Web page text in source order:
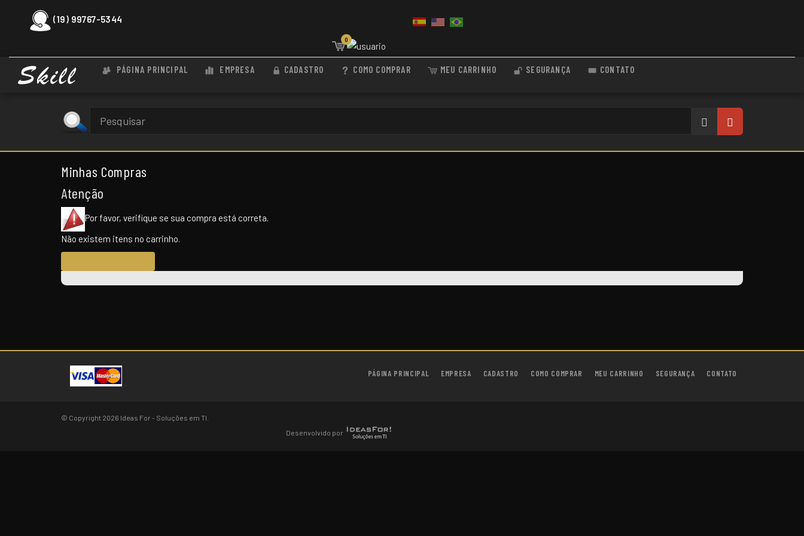
(19) 99767-5344
0
PÁGINA PRINCIPAL EMPRESA CADASTRO COMO COMPRAR MEU CARRINHO SEGURANÇA CONTATO
Minhas Compras
Atenção
Por favor, verifique se sua compra está correta.
Não existem itens no carrinho.
PÁGINA PRINCIPAL EMPRESA CADASTRO COMO COMPRAR MEU CARRINHO SEGURANÇA CONTATO
© Copyright 2026 Ideas For - Soluções em TI.
Desenvolvido por